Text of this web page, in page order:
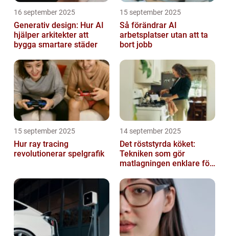
16 september 2025
Generativ design: Hur AI
hjälper arkitekter att
bygga smartare städer
15 september 2025
Så förändrar AI
arbetsplatser utan att ta
bort jobb
15 september 2025
Hur ray tracing
revolutionerar spelgrafik
14 september 2025
Det röststyrda köket:
Tekniken som gör
matlagningen enklare för